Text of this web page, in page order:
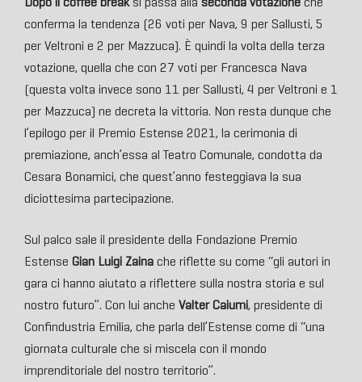
conferma la tendenza (26 voti per Nava, 9 per Sallusti, 5
per Veltroni e 2 per Mazzuca). È quindi la volta della terza
votazione, quella che con 27 voti per Francesca Nava
(questa volta invece sono 11 per Sallusti, 4 per Veltroni e 1
per Mazzuca) ne decreta la vittoria. Non resta dunque che
l’epilogo per il Premio Estense 2021, la cerimonia di
premiazione, anch’essa al Teatro Comunale, condotta da
Cesara Bonamici, che quest’anno festeggiava la sua
diciottesima partecipazione.
Sul palco sale il presidente della Fondazione Premio
Estense Gian Luigi Zaina che riflette su come “gli autori in
gara ci hanno aiutato a riflettere sulla nostra storia e sul
nostro futuro”. Con lui anche Valter Caiumi, presidente di
Confindustria Emilia, che parla dell’Estense come di “una
giornata culturale che si miscela con il mondo
imprenditoriale del nostro territorio”.